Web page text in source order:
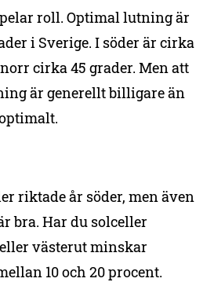
roll. Optimal lutning är
i Sverige. I söder är cirka
cirka 45 grader. Men att
är generellt billigare än
riktade år söder, men även
bra. Har du solceller
västerut minskar
10 och 20 procent.